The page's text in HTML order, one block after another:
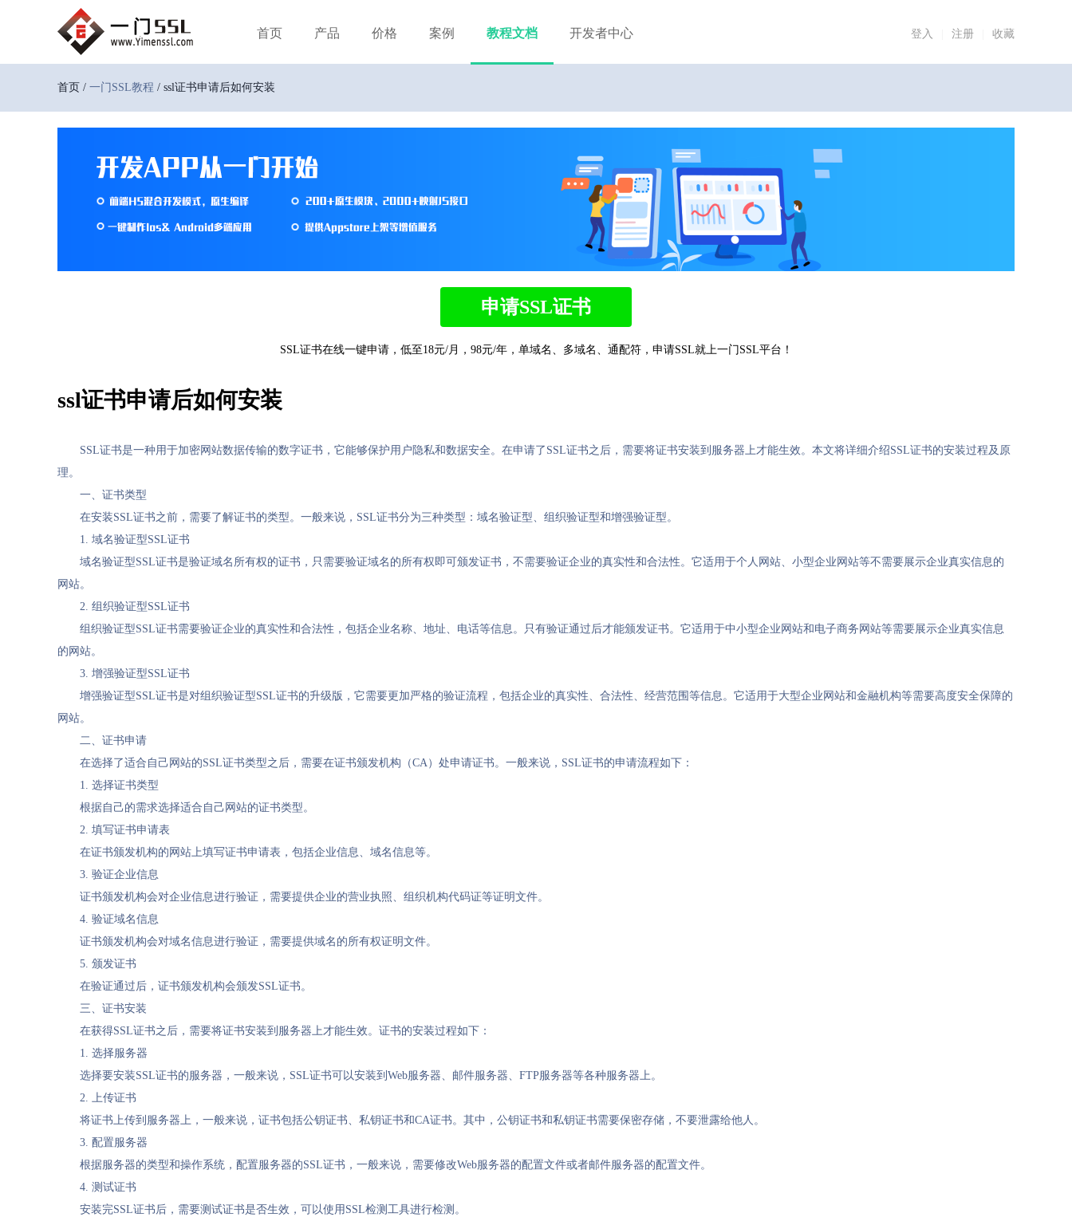
登入 注册 收藏
首页 产品 价格 案例 教程文档 开发者中心
首页 / 一门SSL教程 / ssl证书申请后如何安装
申请SSL证书
SSL证书在线一键申请，低至18元/月，98元/年，单域名、多域名、通配符，申请SSL就上一门SSL平台！
ssl证书申请后如何安装
SSL证书是一种用于加密网站数据传输的数字证书，它能够保护用户隐私和数据安全。在申请了SSL证书之后，需要将证书安装到服务器上才能生效。本文将详细介绍SSL证书的安装过程及原
理。
一、证书类型
在安装SSL证书之前，需要了解证书的类型。一般来说，SSL证书分为三种类型：域名验证型、组织验证型和增强验证型。
1. 域名验证型SSL证书
域名验证型SSL证书是验证域名所有权的证书，只需要验证域名的所有权即可颁发证书，不需要验证企业的真实性和合法性。它适用于个人网站、小型企业网站等不需要展示企业真实信息的
网站。
2. 组织验证型SSL证书
组织验证型SSL证书需要验证企业的真实性和合法性，包括企业名称、地址、电话等信息。只有验证通过后才能颁发证书。它适用于中小型企业网站和电子商务网站等需要展示企业真实信息
的网站。
3. 增强验证型SSL证书
增强验证型SSL证书是对组织验证型SSL证书的升级版，它需要更加严格的验证流程，包括企业的真实性、合法性、经营范围等信息。它适用于大型企业网站和金融机构等需要高度安全保障的
网站。
二、证书申请
在选择了适合自己网站的SSL证书类型之后，需要在证书颁发机构（CA）处申请证书。一般来说，SSL证书的申请流程如下：
1. 选择证书类型
根据自己的需求选择适合自己网站的证书类型。
2. 填写证书申请表
在证书颁发机构的网站上填写证书申请表，包括企业信息、域名信息等。
3. 验证企业信息
证书颁发机构会对企业信息进行验证，需要提供企业的营业执照、组织机构代码证等证明文件。
4. 验证域名信息
证书颁发机构会对域名信息进行验证，需要提供域名的所有权证明文件。
5. 颁发证书
在验证通过后，证书颁发机构会颁发SSL证书。
三、证书安装
在获得SSL证书之后，需要将证书安装到服务器上才能生效。证书的安装过程如下：
1. 选择服务器
选择要安装SSL证书的服务器，一般来说，SSL证书可以安装到Web服务器、邮件服务器、FTP服务器等各种服务器上。
2. 上传证书
将证书上传到服务器上，一般来说，证书包括公钥证书、私钥证书和CA证书。其中，公钥证书和私钥证书需要保密存储，不要泄露给他人。
3. 配置服务器
根据服务器的类型和操作系统，配置服务器的SSL证书，一般来说，需要修改Web服务器的配置文件或者邮件服务器的配置文件。
4. 测试证书
安装完SSL证书后，需要测试证书是否生效，可以使用SSL检测工具进行检测。